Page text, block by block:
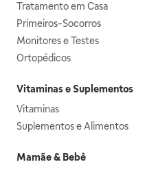
Tratamento em Casa
Primeiros-Socorros
Monitores e Testes
Ortopédicos
Vitaminas e Suplementos
Vitaminas
Suplementos e Alimentos
Mamãe & Bebê